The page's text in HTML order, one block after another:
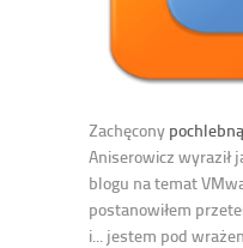
Zachęcony
Aniserowicz wyraził
blogu na temat
postanowiłem
i... jestem pod